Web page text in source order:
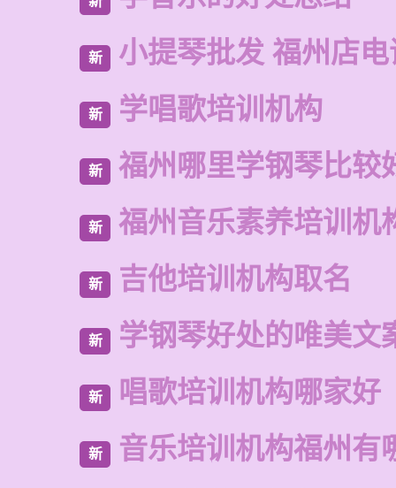
新 小提琴批发 福州店
新 学唱歌培训机构
新 福州哪里学钢琴比较
新 福州音乐素养培训机
新 吉他培训机构取名
新 学钢琴好处的唯美文
新 唱歌培训机构哪家好
新 音乐培训机构福州有